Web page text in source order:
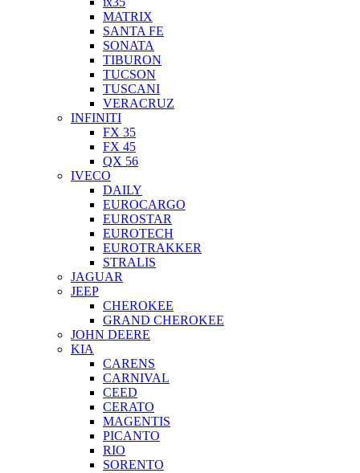
MATRIX
SANTA FE
SONATA
TIBURON
TUCSON
TUSCANI
VERACRUZ
INFINITI
FX 35
FX 45
QX 56
IVECO
DAILY
EUROCARGO
EUROSTAR
EUROTECH
EUROTRAKKER
STRALIS
JAGUAR
JEEP
CHEROKEE
GRAND CHEROKEE
JOHN DEERE
KIA
CARENS
CARNIVAL
CEED
CERATO
MAGENTIS
PICANTO
RIO
SORENTO